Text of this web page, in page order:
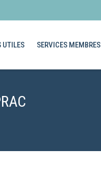
UTILES SERVICES MEMBRES